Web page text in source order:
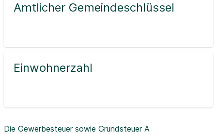
Amtlicher Gemeindeschlüssel
Einwohnerzahl
Die Gewerbesteuer sowie Grundsteuer A